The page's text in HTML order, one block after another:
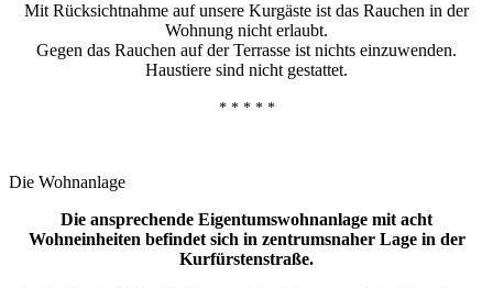
Mit Rücksichtnahme auf unsere Kurgäste ist das Rauchen in der
Wohnung nicht erlaubt.
Gegen das Rauchen auf der Terrasse ist nichts einzuwenden.
Haustiere sind nicht gestattet.
* * * * *
Die Wohnanlage
Die ansprechende Eigentumswohnanlage mit acht
Wohneinheiten befindet sich in zentrumsnaher Lage in der
Kurfürstenstraße.